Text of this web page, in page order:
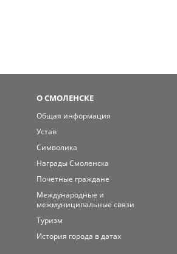
О СМОЛЕНСКЕ
Общая информация
Устав
Символика
Награды Смоленска
Почётные граждане
Международные и
межмуниципальные связи
Туризм
История города в датах